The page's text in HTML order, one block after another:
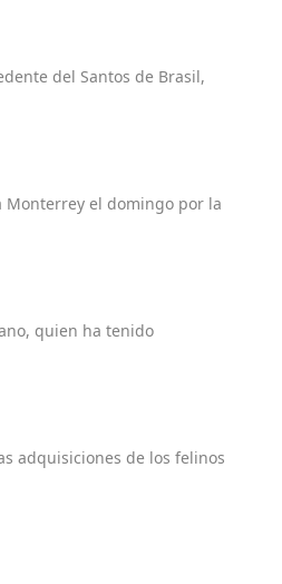
del Santos de Brasil,
Monterrey el domingo por la
quien ha tenido
adquisiciones de los felinos